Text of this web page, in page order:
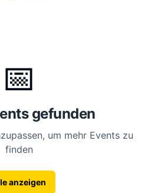
📅
gefunden
um mehr Events zu
finden
anzeigen